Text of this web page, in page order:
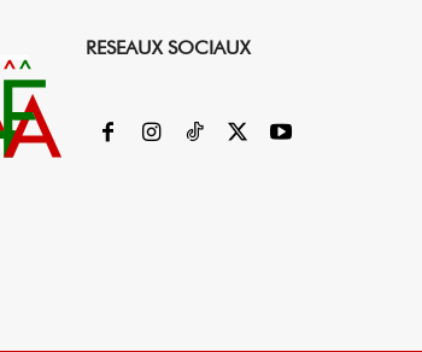
RESEAUX SOCIAUX